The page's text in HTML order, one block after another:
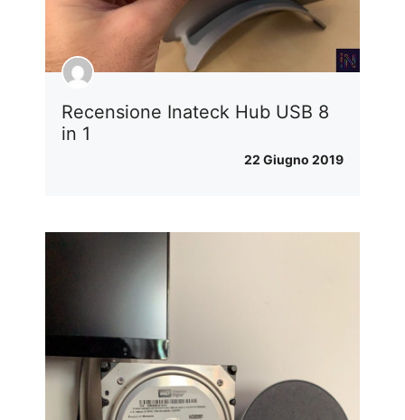
Recensione Inateck Hub USB 8
in 1
22 Giugno 2019